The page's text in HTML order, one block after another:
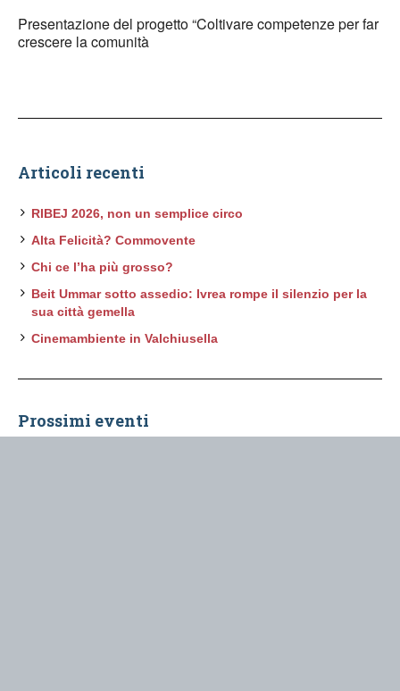
Presentazione del progetto “Coltivare competenze per far
crescere la comunità
Articoli recenti
RIBEJ 2026, non un semplice circo
Alta Felicità? Commovente
Chi ce l’ha più grosso?
Beit Ummar sotto assedio: Ivrea rompe il silenzio per la
sua città gemella
Cinemambiente in Valchiusella
Prossimi eventi